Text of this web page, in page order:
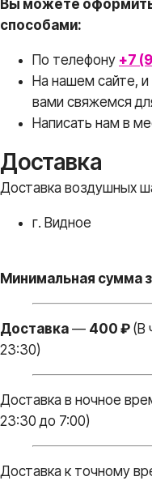
Вы можете
способами:
По телефону +7
На нашем сайте,
вами свяжемся
Написать нам в
Доставка
Доставка воздушных
г. Видное
Минимальная сумма
Доставка — 400 ₽ (В
23:30)
Доставка в ночное
23:30 до 7:00)
Доставка к точному
В
Вы
Бантики